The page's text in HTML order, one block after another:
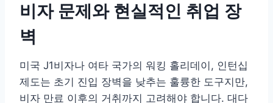
비자 문제와 현실적인 취업 장
벽
미국 J1비자나 여타 국가의 워킹 홀리데이, 인턴십
제도는 초기 진입 장벽을 낮추는 훌륭한 도구지만,
비자 만료 이후의 거취까지 고려해야 합니다. 대다